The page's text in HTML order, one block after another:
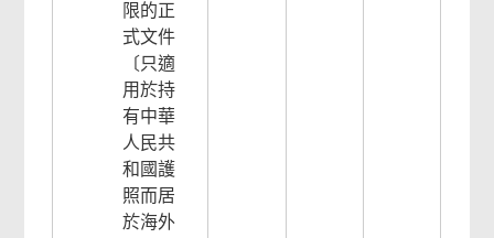
限的正
式文件
〔只適
用於持
有中華
人民共
和國護
照而居
於海外